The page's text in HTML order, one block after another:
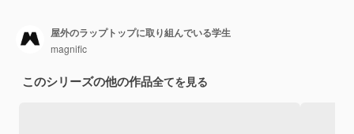
屋外のラップトップに取り組んでいる学生
magnific
このシリーズの他の作品全てを見る